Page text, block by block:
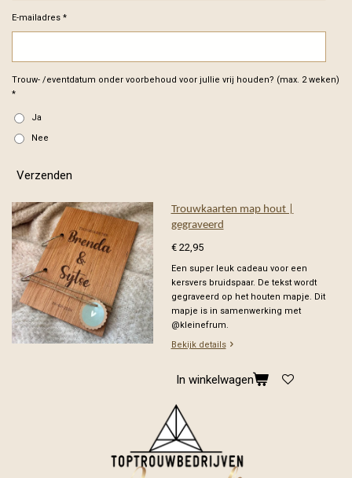
E-mailadres *
Trouw- /eventdatum onder voorbehoud voor jullie vrij houden? (max. 2 weken)
*
Ja
Nee
Verzenden
Trouwkaarten map hout |
gegraveerd
€ 22,95
Een super leuk cadeau voor een
kersvers bruidspaar. De tekst wordt
gegraveerd op het houten mapje. Dit
mapje is in samenwerking met
@kleinefrum.
Bekijk details
In winkelwagen